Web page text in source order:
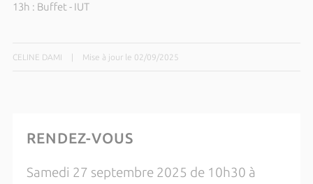
13h : Buffet - IUT
CELINE DAMI Mise à jour le 02/09/2025
RENDEZ-VOUS
Samedi 27 septembre 2025 de 10h30 à